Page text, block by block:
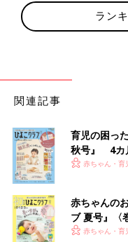
がもっとラクになり・
選びます。
りそうです。
洗濯が苦手・面倒くさい
たように『パジャマ、下
ミリークローゼットで家
着類は畳まないで引き出
にする』となどといった
といいかもしれません。
掃除はものを減らせば劇
ラン
関連記事
育児の困っ
秋号』 4カ
いっぱい！
赤ちゃん・育
赤ちゃんの
ブ 夏号』〈
く！ おっぱ
赤ちゃん・育